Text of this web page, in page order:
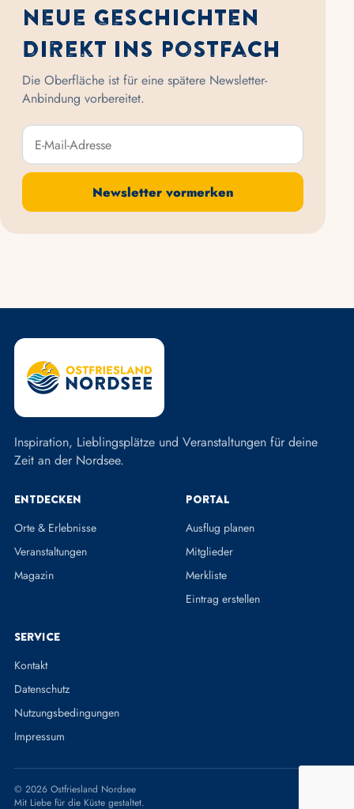
Neue Geschichten
direkt ins Postfach
Die Oberfläche ist für eine spätere Newsletter-
Anbindung vorbereitet.
E-Mail-Adresse
Newsletter vormerken
Inspiration, Lieblingsplätze und Veranstaltungen für deine
Zeit an der Nordsee.
Entdecken
Orte & Erlebnisse
Veranstaltungen
Magazin
Portal
Ausflug planen
Mitglieder
Merkliste
Eintrag erstellen
Service
Kontakt
Datenschutz
Nutzungsbedingungen
Impressum
© 2026 Ostfriesland Nordsee
Mit Liebe für die Küste gestaltet.